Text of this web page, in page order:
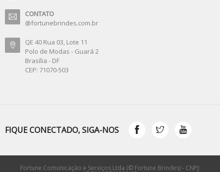
CONTATO
@fortunebrindes.com.br
QE 40 Rua 03, Lote 11
Polo de Modas - Guará 2
Brasília - DF
CEP: 71070-503
FIQUE CONECTADO, SIGA-NOS
Fortune Comunicação e Serviços Ltda (© Fortune Brindes) - CNPJ: